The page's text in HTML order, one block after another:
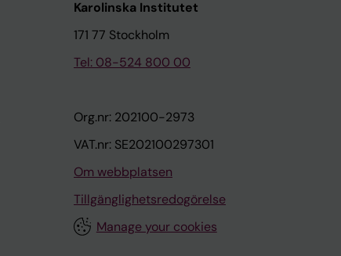
Karolinska Institutet
171 77 Stockholm
Tel: 08-524 800 00
Org.nr: 202100-2973
VAT.nr: SE202100297301
Om webbplatsen
Tillgänglighetsredogörelse
Manage your cookies